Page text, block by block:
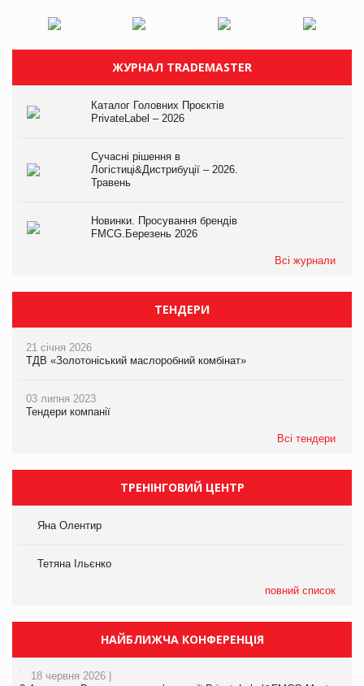
ЖУРНАЛ TRADEMASTER
Каталог Головних Проєктів
PrivateLabel – 2026
Сучасні рішення в
Логістиці&Дистрибуції – 2026.
Травень
Новинки. Просування брендів
FMCG.Березень 2026
Всі журнали
ТЕНДЕРИ
21 січня 2026
ТДВ «Золотоніський маслоробний комбінат»
03 липня 2023
Тендери компанії
Всі тендери
ТРЕНІНГОВИЙ ЦЕНТР
Яна Олентир
Тетяна Ільєнко
повний список
НАЙБЛИЖЧА КОНФЕРЕНЦІЯ
18 червня 2026 |